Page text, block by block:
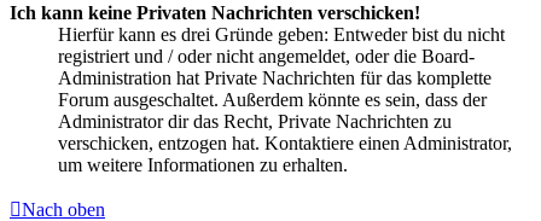
Ich kann keine Privaten Nachrichten verschicken!
Hierfür kann es drei Gründe geben: Entweder bist du nicht
registriert und / oder nicht angemeldet, oder die Board-
Administration hat Private Nachrichten für das komplette
Forum ausgeschaltet. Außerdem könnte es sein, dass der
Administrator dir das Recht, Private Nachrichten zu
verschicken, entzogen hat. Kontaktiere einen Administrator,
um weitere Informationen zu erhalten.
Nach oben